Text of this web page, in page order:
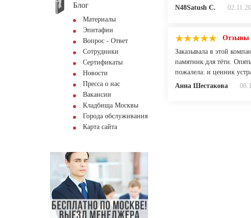
Блог
Материалы
Эпитафии
Вопрос - Ответ
Сотрудники
Сертификаты
Новости
Пресса о нас
Вакансии
Кладбища Москвы
Города обслуживания
Карта сайта
N48Satush С.
Отзывы
Заказывала в этой
памятник для тёти.
пожалела: и ценник
Анна Шестакова